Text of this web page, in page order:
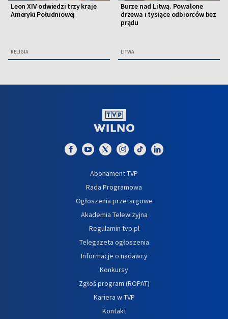
Leon XIV odwiedzi trzy kraje
Ameryki Południowej
RELIGIA
Burze nad Litwą. Powalone
drzewa i tysiące odbiorców bez
prądu
LITWA
Abonament TVP
Rada Programowa
Ogłoszenia przetargowe
Akademia Telewizyjna
Regulamin tvp.pl
Telegazeta ogłoszenia
Informacje o nadawcy
Konkursy
Zgłoś program (ROPAT)
Kariera w TVP
Kontakt